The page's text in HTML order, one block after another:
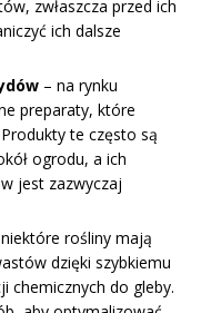
zwłaszcza przed ich
ich dalsze
– na rynku
preparaty, które
te często są
ogrodu, a ich
jest zazwyczaj
rośliny mają
dzięki szybkiemu
chemicznych do gleby.